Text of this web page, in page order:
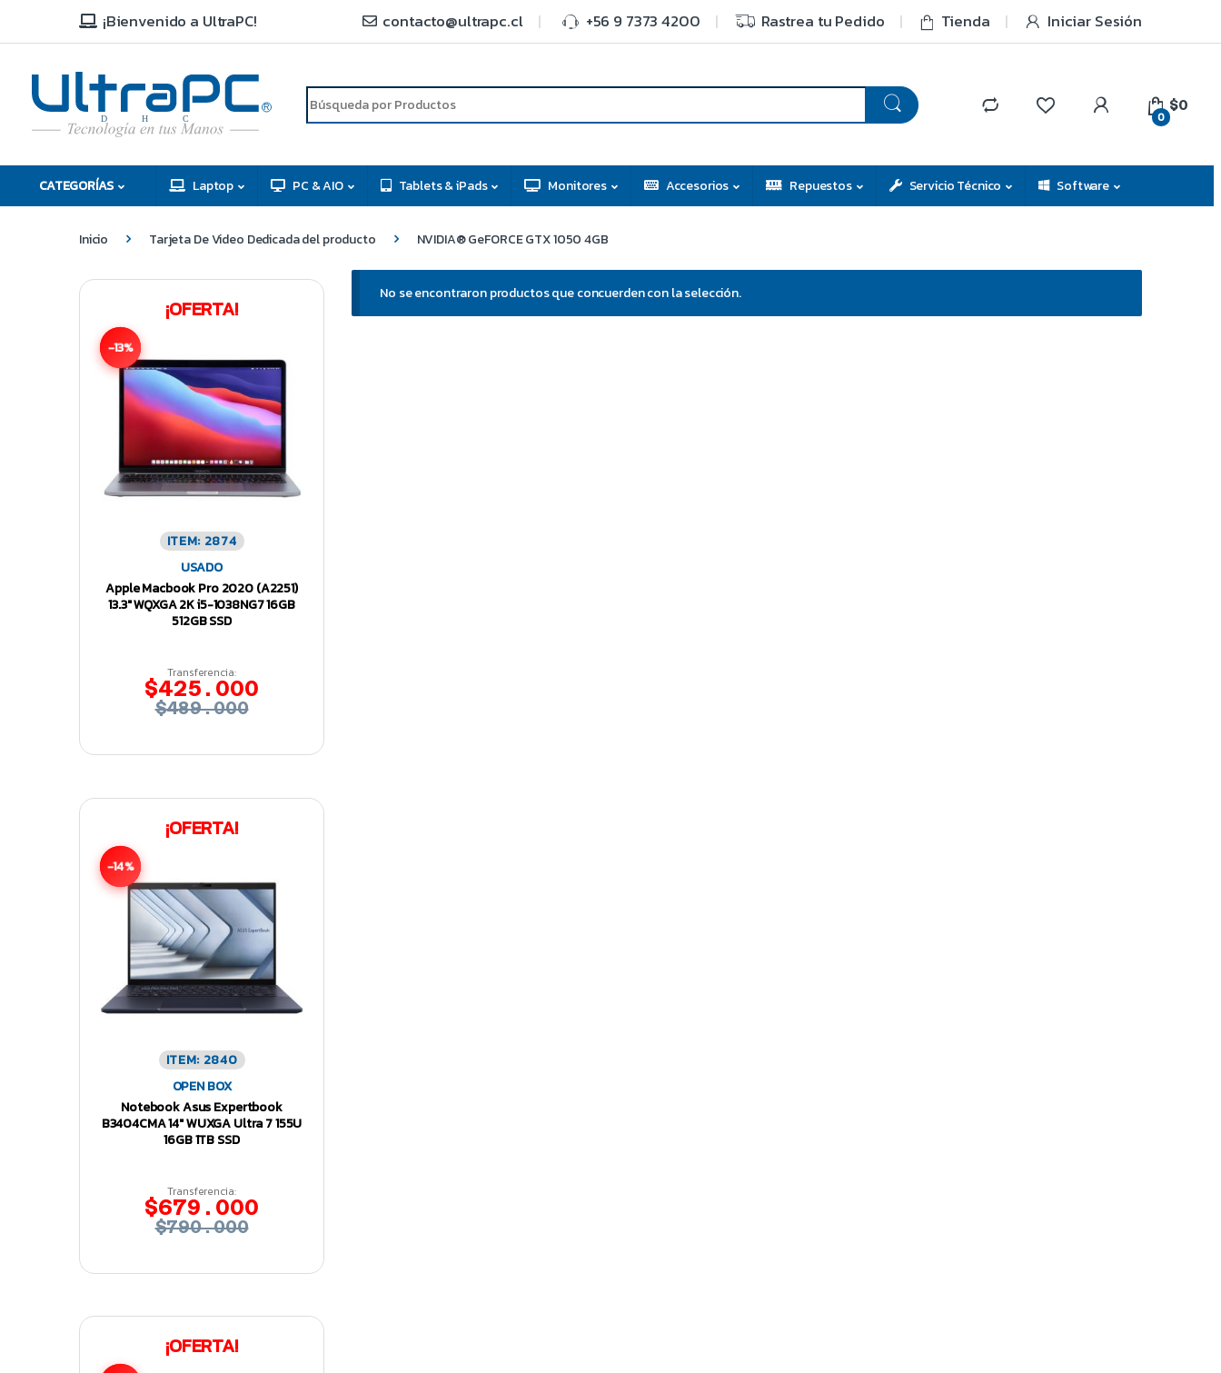
¡Bienvenido a UltraPC! contacto@ultrapc.cl +56 9 7373 4200 Rastrea tu Pedido Tienda Iniciar Sesión
C
H
D
R
0
$0
CATEGORÍAS Laptop PC & AIO Tablets & iPads Monitores Accesorios Repuestos Servicio Técnico Software
Inicio Tarjeta De Video Dedicada del producto NVIDIA® GeFORCE GTX 1050 4GB
No se encontraron productos que concuerden con la selección.
¡OFERTA!
-13%
ITEM: 2874
USADO
Apple Macbook Pro 2020 (A2251)
13.3″ WQXGA 2K i5-1038NG7 16GB
512GB SSD
Transferencia:
$425.000
$489.000
¡OFERTA!
-14%
ITEM: 2840
OPEN BOX
Notebook Asus Expertbook
B3404CMA 14″ WUXGA Ultra 7 155U
16GB 1TB SSD
Transferencia:
$679.000
$790.000
¡OFERTA!